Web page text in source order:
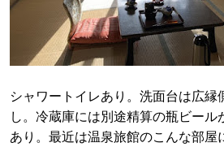
シャワートイレあり。洗面台は広縁
し。冷蔵庫には別途精算の瓶ビール
あり。最近は温泉旅館のこんな部屋